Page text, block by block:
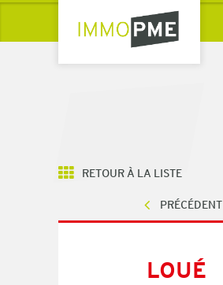
RETOUR À LA LISTE
PRÉCÉDENT
LOUÉ